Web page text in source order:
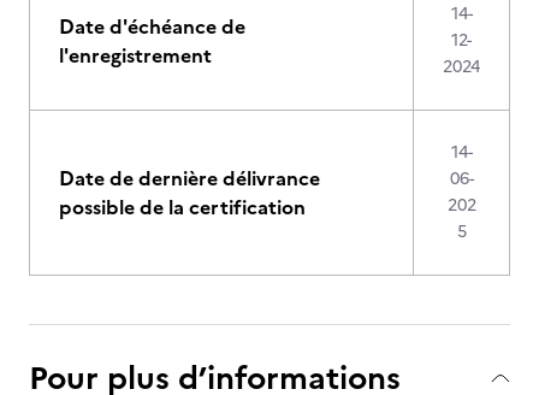
Date d'échéance de
l'enregistrement
14-
12-
2024
Date de dernière délivrance
possible de la certification
14-
06-
202
5
Pour plus d’informations